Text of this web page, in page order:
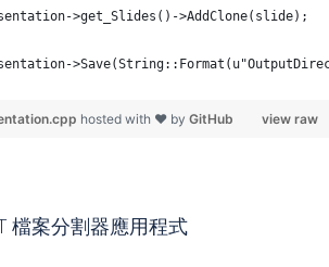
>get_Slides()->AddClone(slide);
view raw
hosted with ❤ by GitHub
檔案分割器應用程式